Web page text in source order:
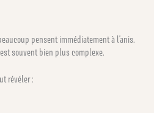
pensent immédiatement à l’anis.
souvent bien plus complexe.
révéler :